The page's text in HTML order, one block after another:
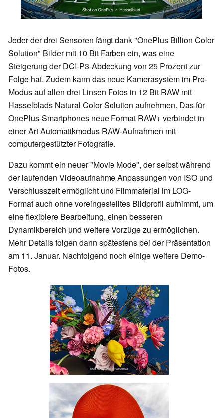
Jeder der drei Sensoren fängt dank "OnePlus Billion Color
Solution" Bilder mit 10 Bit Farben ein, was eine
Steigerung der DCI-P3-Abdeckung von 25 Prozent zur
Folge hat. Zudem kann das neue Kamerasystem im Pro-
Modus auf allen drei Linsen Fotos in 12 Bit RAW mit
Hasselblads Natural Color Solution aufnehmen. Das für
OnePlus-Smartphones neue Format RAW+ verbindet in
einer Art Automatikmodus RAW-Aufnahmen mit
computergestützter Fotografie.
Dazu kommt ein neuer "Movie Mode", der selbst während
der laufenden Videoaufnahme Anpassungen von ISO und
Verschlusszeit ermöglicht und Filmmaterial im LOG-
Format auch ohne voreingestelltes Bildprofil aufnimmt, um
eine flexiblere Bearbeitung, einen besseren
Dynamikbereich und weitere Vorzüge zu ermöglichen.
Mehr Details folgen dann spätestens bei der Präsentation
am 11. Januar. Nachfolgend noch einige weitere Demo-
Fotos.